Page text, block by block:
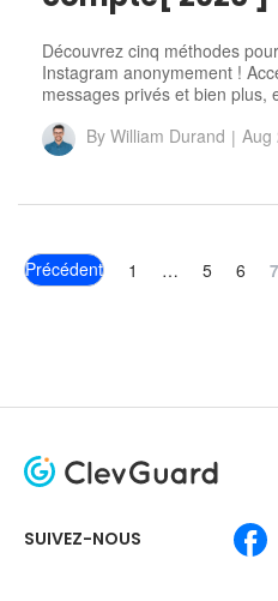
Découvrez cinq méthodes
Instagram anonymement !
messages privés et bien plus,
By William Durand | Aug
Précédent 1 … 5 6 7
SUIVEZ-NOUS